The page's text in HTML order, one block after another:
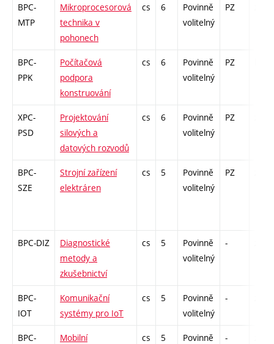
BPC-
MTP
Mikroprocesorová
technika v
pohonech
cs 6
Povinně
volitelný
PZ
BPC-
PPK
Počítačová
podpora
konstruování
cs 6
Povinně
volitelný
PZ
XPC-
PSD
Projektování
silových a
datových rozvodů
cs 6
Povinně
volitelný
PZ
BPC-
SZE
Strojní zařízení
elektráren
cs 5
Povinně
volitelný
PZ
BPC-DIZ
Diagnostické
metody a
zkušebnictví
cs 5
Povinně
volitelný
-
BPC-
IOT
Komunikační
systémy pro IoT
cs 5
Povinně
volitelný
-
BPC-
Mobilní
cs 5
Povinně
-